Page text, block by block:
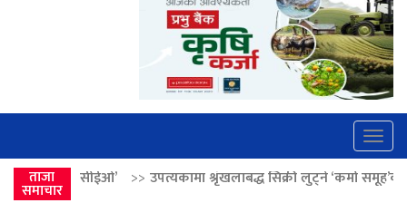
ताजा
समाचार
उपत्यकामा श्रृंखलाबद्ध सिक्री लुट्ने ‘कर्मा समूह’का नाइकेसहित पाँच पक्राउ